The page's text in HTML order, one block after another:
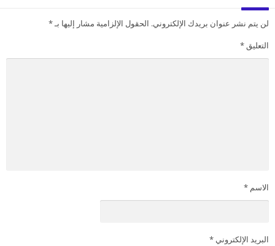
لن يتم نشر عنوان بريدك الإلكتروني. الحقول الإلزامية مشار إليها بـ*
التعليق *
الاسم *
البريد الإلكتروني *